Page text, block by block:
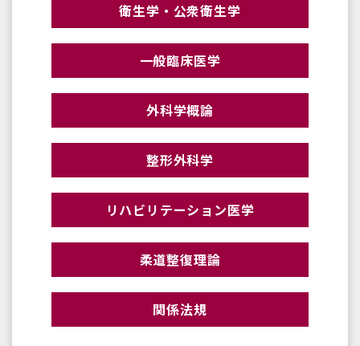
衛生学・公衆衛生学
一般臨床医学
外科学概論
整形外科学
リハビリテーション医学
柔道整復理論
関係法規